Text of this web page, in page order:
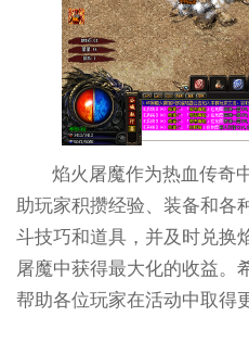
焰火屠魔作为热血传奇
助玩家积攒经验、装备和各
斗技巧和道具，并及时兑换
屠魔中获得最大化的收益。
帮助各位玩家在活动中取得